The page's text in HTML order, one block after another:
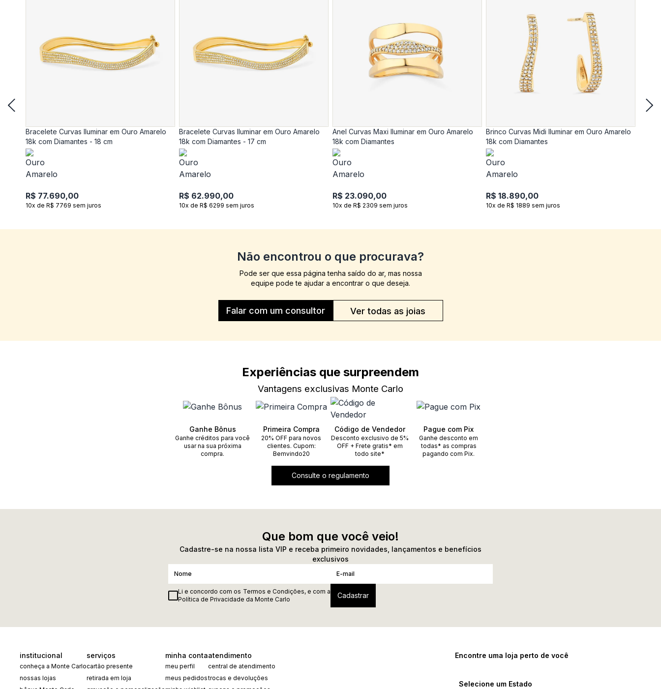
Bracelete Curvas Iluminar em Ouro Amarelo
18k com Diamantes - 18 cm
R$ 77.690,00
10x de R$ 7769 sem juros
Bracelete Curvas Iluminar em Ouro Amarelo
18k com Diamantes - 17 cm
R$ 62.990,00
10x de R$ 6299 sem juros
Anel Curvas Maxi Iluminar em Ouro Amarelo
18k com Diamantes
R$ 23.090,00
10x de R$ 2309 sem juros
Brinco Curvas Midi Iluminar em Ouro Amarelo
18k com Diamantes
R$ 18.890,00
10x de R$ 1889 sem juros
Não encontrou o que procurava?
Pode ser que essa página tenha saído do ar, mas nossa
equipe pode te ajudar a encontrar o que deseja.
Falar com um consultor Ver todas as joias
Experiências que surpreendem
Vantagens exclusivas Monte Carlo
Ganhe Bônus
Ganhe créditos para você
usar na sua próxima
compra.
Primeira Compra
20% OFF para novos
clientes. Cupom:
Bemvindo20
Código de Vendedor
Desconto exclusivo de 5%
OFF + Frete gratis* em
todo site*
Pague com Pix
Ganhe desconto em
todas* as compras
pagando com Pix.
Consulte o regulamento
Que bom que você veio!
Cadastre-se na nossa lista VIP e receba primeiro novidades, lançamentos e benefícios
exclusivos
Li e concordo com os Termos e Condições, e com a
Política de Privacidade da Monte Carlo
institucional
conheça a Monte Carlo
nossas lojas
serviços
cartão presente
retirada em loja
minha conta
meu perfil
meus pedidos
atendimento
central de atendimento
trocas e devoluções
Encontre uma loja perto de você